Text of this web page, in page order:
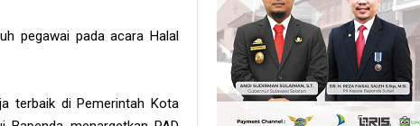
pegawai pada acara Halal
terbaik di Pemerintah Kota